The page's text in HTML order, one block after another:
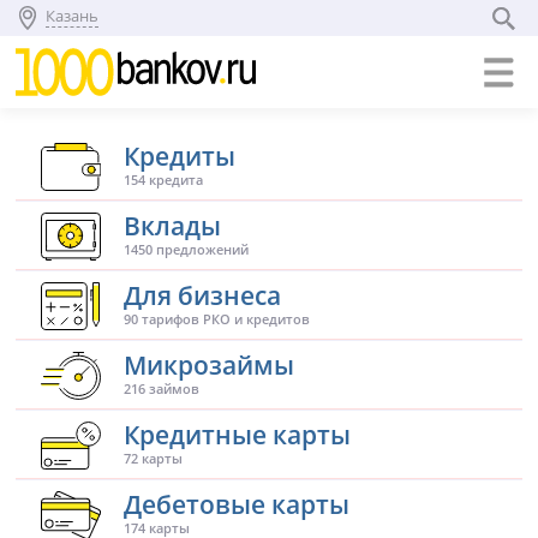
Казань
Кредиты
154 кредита
Вклады
1450 предложений
Для бизнеса
90 тарифов РКО и кредитов
Микрозаймы
216 займов
Кредитные карты
72 карты
Дебетовые карты
174 карты